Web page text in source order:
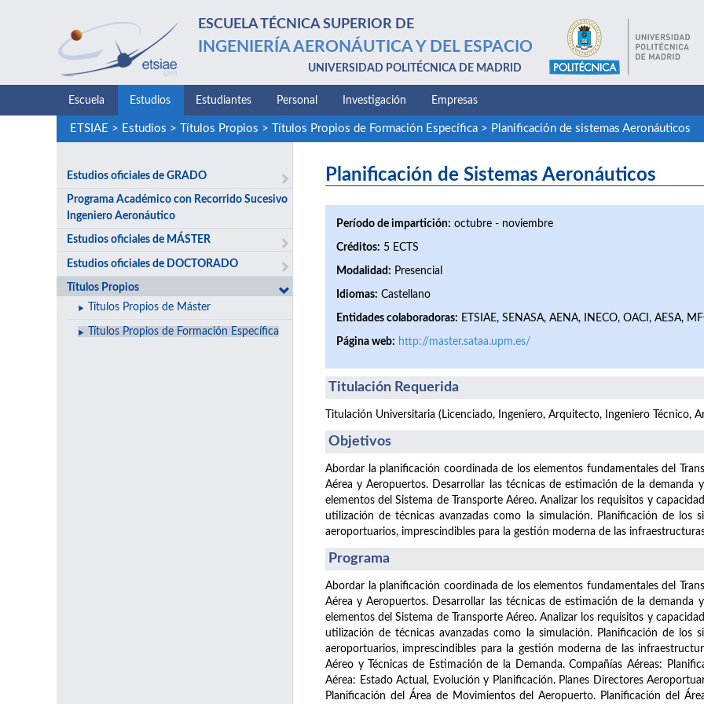
ESCUELA TÉCNICA SUPERIOR DE
INGENIERÍA AERONÁUTICA Y DEL ESPACIO
UNIVERSIDAD POLITÉCNICA DE MADRID
Escuela Estudios Estudiantes Personal Investigación Empresas
ETSIAE > Estudios > Títulos Propios > Títulos Propios de Formación Específica> Planificación de sistemas Aeronáuticos
Estudios oficiales de GRADO
Programa Académico con Recorrido Sucesivo
Ingeniero Aeronáutico
Estudios oficiales de MÁSTER
Estudios oficiales de DOCTORADO
Títulos Propios
Títulos Propios de Máster
Títulos Propios de Formación Específica
Planificación de Sistemas Aeronáuticos
Período de impartición: octubre - noviembre
Créditos: 5 ECTS
Modalidad: Presencial
Idiomas: Castellano
Entidades colaboradoras: ETSIAE, SENASA, AENA, INECO, OACI, AESA,
Página web: http://master.sataa.upm.es/
Titulación Requerida
Titulación Universitaria (Licenciado, Ingeniero, Arquitecto, Ingeniero Técnico,
Objetivos
Abordar la planificación coordinada de los elementos fundamentales del
Aérea y Aeropuertos. Desarrollar las técnicas de estimación de la demanda
elementos del Sistema de Transporte Aéreo. Analizar los requisitos y
utilización de técnicas avanzadas como la simulación. Planificación de los
aeroportuarios, imprescindibles para la gestión moderna de las
Programa
Abordar la planificación coordinada de los elementos fundamentales del
Aérea y Aeropuertos. Desarrollar las técnicas de estimación de la demanda
elementos del Sistema de Transporte Aéreo. Analizar los requisitos y
utilización de técnicas avanzadas como la simulación. Planificación de los
aeroportuarios, imprescindibles para la gestión moderna de las
Aéreo y Técnicas de Estimación de la Demanda. Compañías Aéreas:
Aérea: Estado Actual, Evolución y Planificación. Planes Directores
Planificación del Área de Movimientos del Aeropuerto. Planificación del